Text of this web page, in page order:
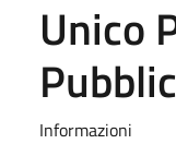
Unico
Informazioni